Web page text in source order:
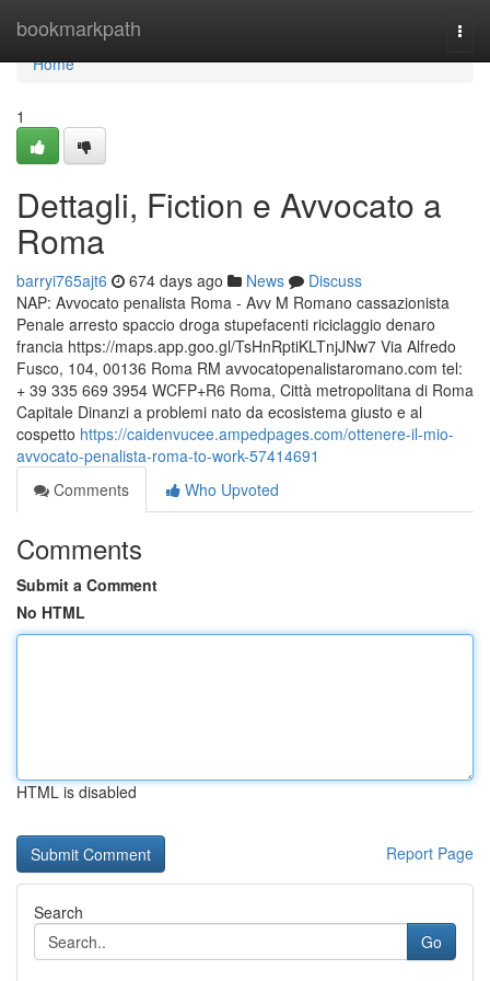
bookmarkpath
Home
Home
1
Dettagli, Fiction e Avvocato a
Roma
barryi765ajt6 674 days ago News
Discuss
NAP: Avvocato penalista Roma - Avv M Romano cassazionista
Penale arresto spaccio droga stupefacenti riciclaggio denaro
francia https://maps.app.goo.gl/TsHnRptiKLTnjJNw7 Via Alfredo
Fusco, 104, 00136 Roma RM avvocatopenalistaromano.com tel:
+ 39 335 669 3954 WCFP+R6 Roma, Città metropolitana di Roma
Capitale Dinanzi a problemi nato da ecosistema giusto e al
cospetto https://caidenvucee.ampedpages.com/ottenere-il-mio-
avvocato-penalista-roma-to-work-57414691
Comments
Who Upvoted
Comments
Submit a Comment
No HTML
HTML is disabled
Report Page
Search
Go